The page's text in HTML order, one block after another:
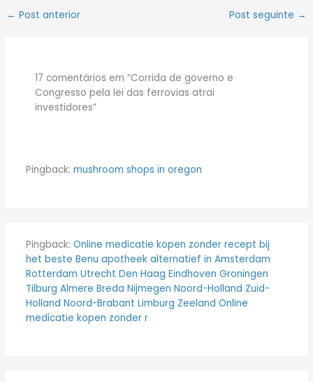
← Post anterior Post seguinte →
17 comentários em “Corrida de governo e
Congresso pela lei das ferrovias atrai
investidores”
Pingback: mushroom shops in oregon​
Pingback: Online medicatie kopen zonder recept bij
het beste Benu apotheek alternatief in Amsterdam
Rotterdam Utrecht Den Haag Eindhoven Groningen
Tilburg Almere Breda Nijmegen Noord-Holland Zuid-
Holland Noord-Brabant Limburg Zeeland Online
medicatie kopen zonder r